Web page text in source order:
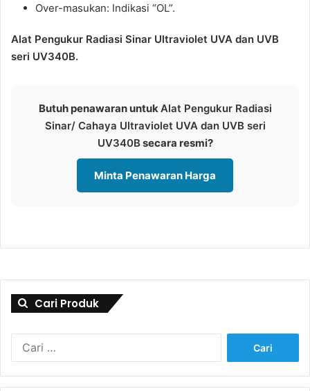
Over-masukan: Indikasi “OL”.
Alat Pengukur Radiasi Sinar Ultraviolet UVA dan UVB
seri UV340B.
Butuh penawaran untuk Alat Pengukur Radiasi
Sinar/ Cahaya Ultraviolet UVA dan UVB seri
UV340B secara resmi?
Minta Penawaran Harga
Cari Produk